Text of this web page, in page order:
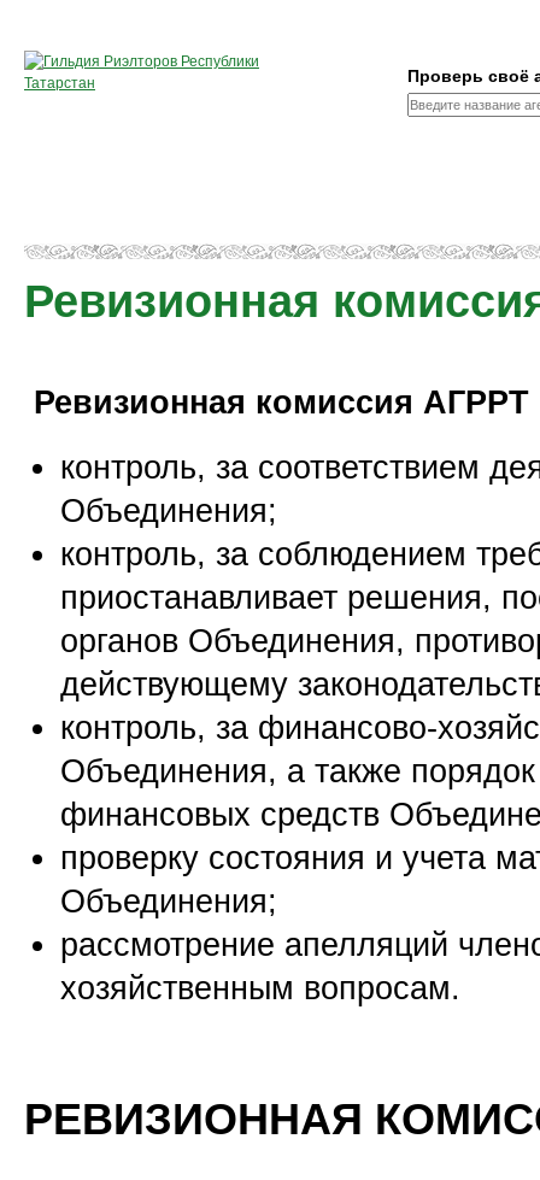
Проверь своё
Ревизионная
Ревизионная комиссия АГРРТ
контроль, за соответствием
Объединения;
контроль, за соблюдением
приостанавливает решения,
органов Объединения,
действующему
контроль, за финансово-
Объединения, а также
финансовых средств
проверку состояния и учета
Объединения;
рассмотрение апелляций
хозяйственным вопросам.
РЕВИЗИОННАЯ